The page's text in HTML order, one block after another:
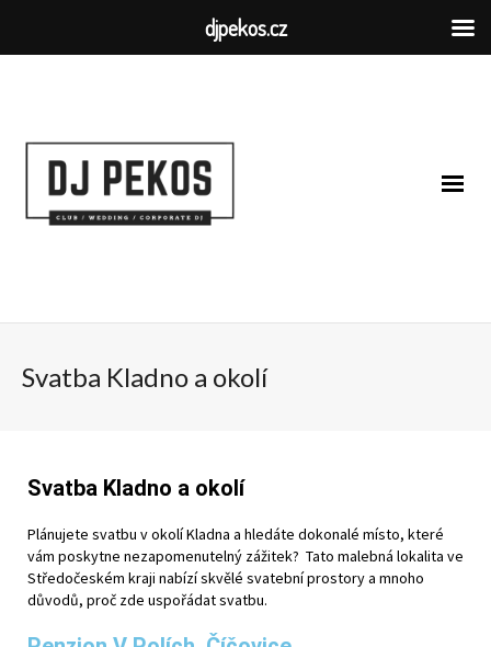
Svatba Kladno a okolí
Svatba Kladno a okolí
Plánujete svatbu v okolí Kladna a hledáte dokonalé místo, které
vám poskytne nezapomenutelný zážitek? Tato malebná lokalita ve
Středočeském kraji nabízí skvělé svatební prostory a mnoho
důvodů, proč zde uspořádat svatbu.
djpekos.cz